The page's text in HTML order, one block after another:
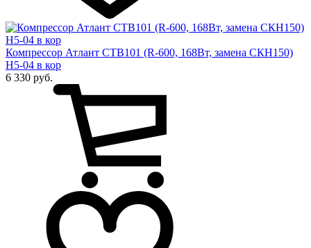
Компрессор Атлант СТВ101 (R-600, 168Вт, замена СКН150)
Н5-04 в кор
6 330 руб.